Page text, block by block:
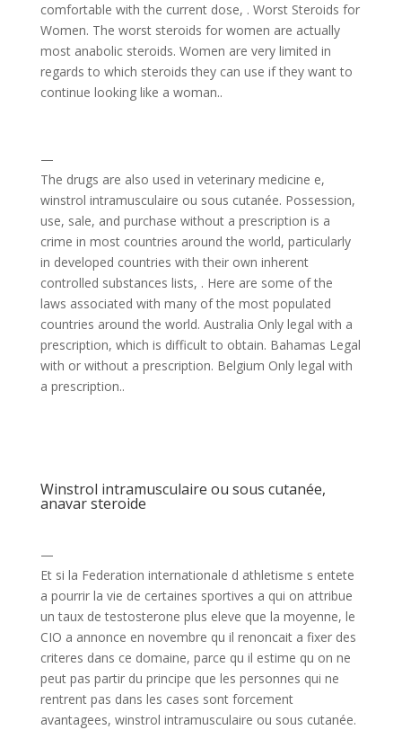
comfortable with the current dose, . Worst Steroids for
Women. The worst steroids for women are actually
most anabolic steroids. Women are very limited in
regards to which steroids they can use if they want to
continue looking like a woman..
—
The drugs are also used in veterinary medicine e,
winstrol intramusculaire ou sous cutanée. Possession,
use, sale, and purchase without a prescription is a
crime in most countries around the world, particularly
in developed countries with their own inherent
controlled substances lists, . Here are some of the
laws associated with many of the most populated
countries around the world. Australia Only legal with a
prescription, which is difficult to obtain. Bahamas Legal
with or without a prescription. Belgium Only legal with
a prescription..
Winstrol intramusculaire ou sous cutanée,
anavar steroide
—
Et si la Federation internationale d athletisme s entete
a pourrir la vie de certaines sportives a qui on attribue
un taux de testosterone plus eleve que la moyenne, le
CIO a annonce en novembre qu il renoncait a fixer des
criteres dans ce domaine, parce qu il estime qu on ne
peut pas partir du principe que les personnes qui ne
rentrent pas dans les cases sont forcement
avantagees, winstrol intramusculaire ou sous cutanée.